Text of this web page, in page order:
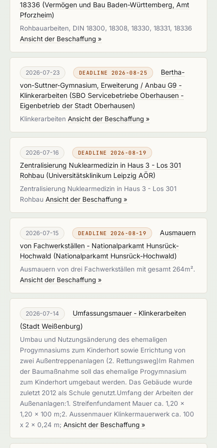
18336 (Vermögen und Bau Baden-Württemberg, Amt
Pforzheim)
Rohbauarbeiten, DIN 18300, 18308, 18330, 18331, 18336
Ansicht der Beschaffung »
2026-07-23 DEADLINE 2026-08-25
Bertha-
von-Suttner-Gymnasium, Erweiterung / Anbau G9 -
Klinkerarbeiten (SBO Servicebetriebe Oberhausen -
Eigenbetrieb der Stadt Oberhausen)
Klinkerarbeiten Ansicht der Beschaffung »
2026-07-16 DEADLINE 2026-08-19
Zentralisierung Nuklearmedizin in Haus 3 - Los 301
Rohbau (Universitätsklinikum Leipzig AÖR)
Zentralisierung Nuklearmedizin in Haus 3 - Los 301
Rohbau Ansicht der Beschaffung »
2026-07-15 DEADLINE 2026-08-19
Ausmauern
von Fachwerkställen - Nationalparkamt Hunsrück-
Hochwald (Nationalparkamt Hunsrück-Hochwald)
Ausmauern von drei Fachwerkställen mit gesamt 264m².
Ansicht der Beschaffung »
2026-07-14
Umfassungsmauer - Klinkerarbeiten
(Stadt Weißenburg)
Umbau und Nutzungsänderung des ehemaligen
Progymnasiums zum Kinderhort sowie Errichtung von
zwei Außentreppenanlagen (2. Rettungsweg)Im Rahmen
der Baumaßnahme soll das ehemalige Progymnasium
zum Kinderhort umgebaut werden. Das Gebäude wurde
zuletzt 2012 als Schule genutzt.Umfang der Arbeiten der
Außenanlagen:1. Streifenfundament Mauer ca. 1,20 x
1,20 x 100 m;2. Aussenmauer Klinkermauerwerk ca. 100
x 2 x 0,24 m; Ansicht der Beschaffung »